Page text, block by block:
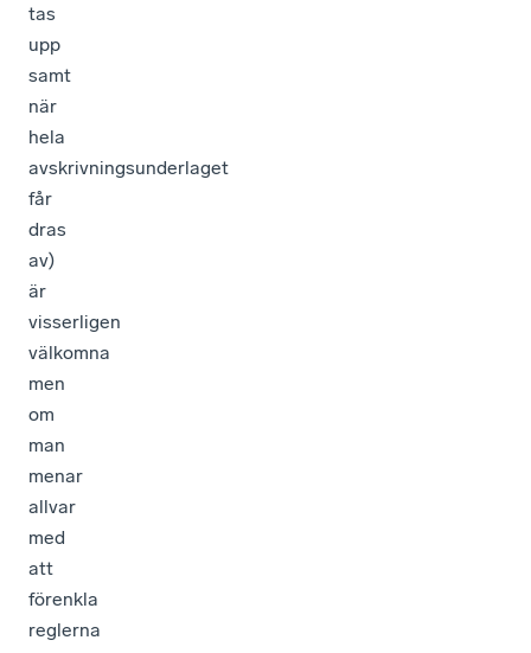
tas
upp
samt
när
hela
avskrivningsunderlaget
får
dras
av)
är
visserligen
välkomna
men
om
man
menar
allvar
med
att
förenkla
reglerna